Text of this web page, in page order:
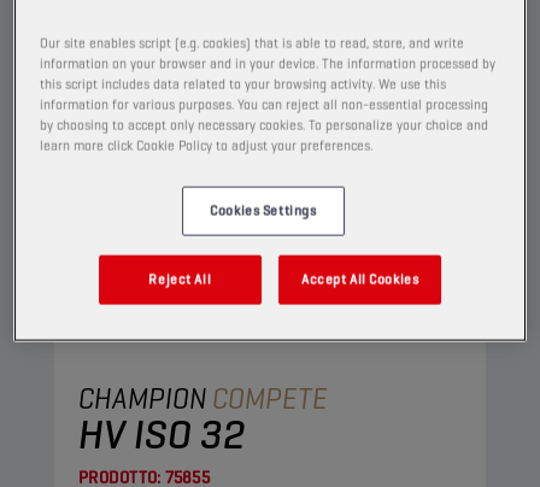
CHAMPIONCOMPETE
HV ISO 32
PRODOTTO: 75855
Our site enables script (e.g. cookies) that is able to read, store, and write
information on your browser and in your device. The information processed by
this script includes data related to your browsing activity. We use this
information for various purposes. You can reject all non-essential processing
by choosing to accept only necessary cookies. To personalize your choice and
learn more click Cookie Policy to adjust your preferences.
Cookies Settings
Reject All Accept All Cookies